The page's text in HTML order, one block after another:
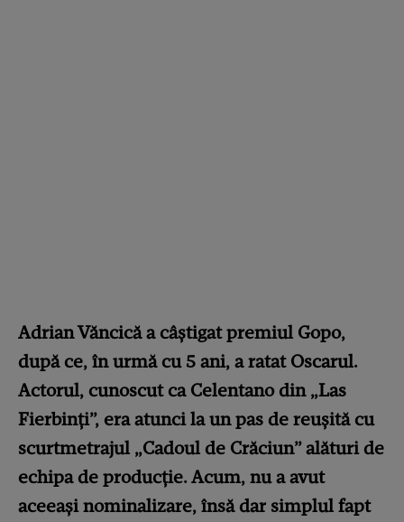
Adrian Văncică a câștigat premiul Gopo,
după ce, în urmă cu 5 ani, a ratat Oscarul.
Actorul, cunoscut ca Celentano din „Las
Fierbinți”, era atunci la un pas de reușită cu
scurtmetrajul „Cadoul de Crăciun” alături de
echipa de producție. Acum, nu a avut
aceeași nominalizare, însă dar simplul fapt